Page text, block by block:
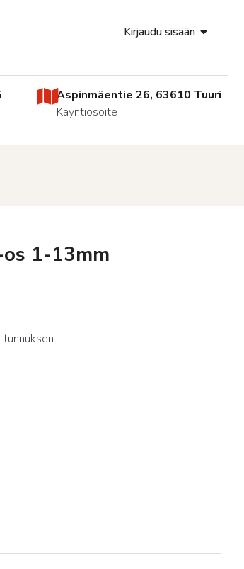
Kirjaudu sisään
Aspinmäentie 26, 63610 Tuuri
Käyntiosoite
1-13mm